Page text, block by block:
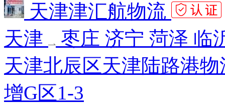
天津津汇航物流
天津
枣庄 济宁 菏泽 临
天津北辰区天津陆路港
增G区1-3